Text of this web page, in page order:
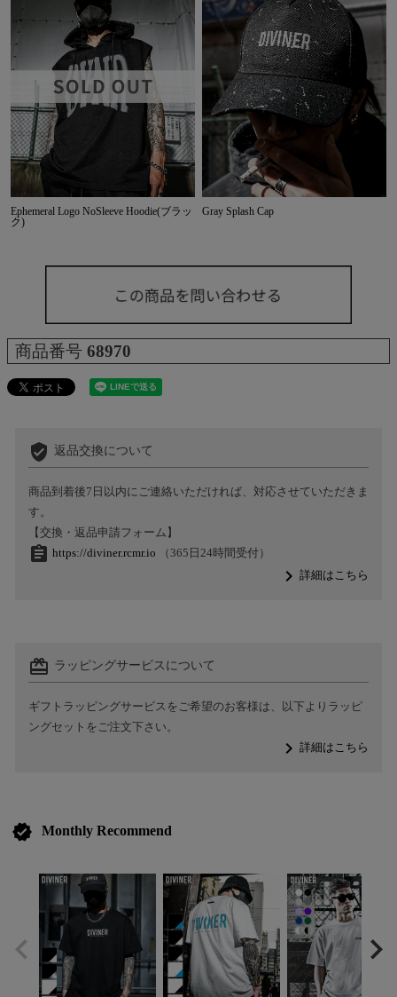
Ephemeral Logo NoSleeve Hoodie(ブラッ
ク)
Gray Splash Cap
商品番号 68970
verified_user 返品交換について
商品到着後7日以内にご連絡いただければ、対応させていただきま
す。
【交換・返品申請フォーム】
assignment https://diviner.rcmr.io （365日24時間受付）
navigate_next詳細はこちら
card_giftcard ラッピングサービスについて
ギフトラッピングサービスをご希望のお客様は、以下よりラッピ
ングセットをご注文下さい。
navigate_next詳細はこちら
verified Monthly Recommend